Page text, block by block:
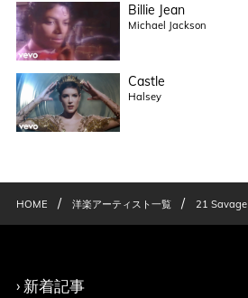
Billie Jean
Michael Jackson
Castle
Halsey
HOME / 洋楽アーティスト一覧 / 21 Savage
新着記事